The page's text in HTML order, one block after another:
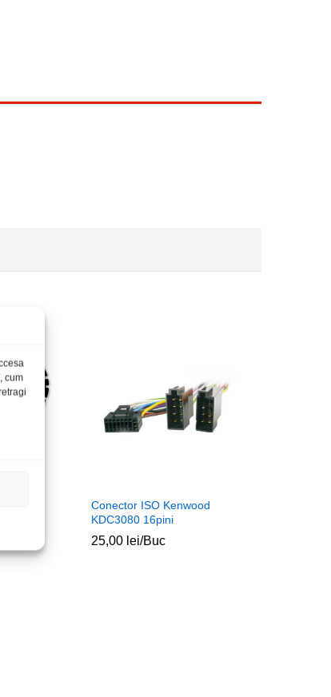
cum
Conector ISO Kenwood
KDC3080 16pini
25,00 lei/Buc